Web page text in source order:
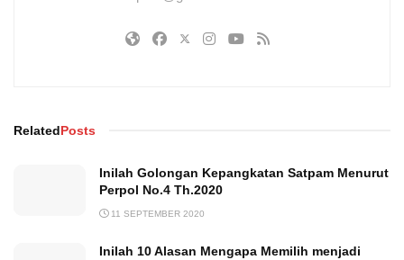
RelatedPosts
Inilah Golongan Kepangkatan Satpam Menurut
Perpol No.4 Th.2020
11 SEPTEMBER 2020
Inilah 10 Alasan Mengapa Memilih menjadi